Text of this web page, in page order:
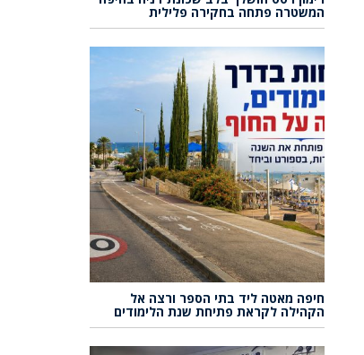
המשטרה פתחה בחקירה פלילית
חיפה מאטה ליד בתי הספר ורצה אל
הקהילה לקראת פתיחת שנת הלימודים